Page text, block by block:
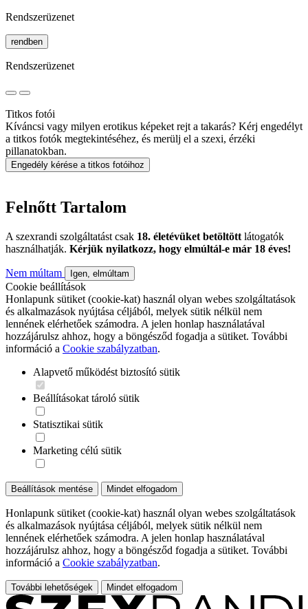
Rendszerüzenet
rendben
Rendszerüzenet
Titkos fotói
Kíváncsi vagy milyen erotikus képeket rejt a takarás? Kérj engedélyt
a titkos fotók megtekintéséhez, és merülj el a szexi, érzéki
pillanatokban.
Engedély kérése a titkos fotóihoz
Felnőtt Tartalom
A szexrandi szolgáltatást csak 18. életévüket betöltött látogatók
használhatják. Kérjük nyilatkozz, hogy elmúltál-e már 18 éves!
Nem múltam Igen, elmúltam
Cookie beállítások
Honlapunk sütiket (cookie-kat) használ olyan webes szolgáltatások
és alkalmazások nyújtása céljából, melyek sütik nélkül nem
lennének elérhetőek számodra. A jelen honlap használatával
hozzájárulsz ahhoz, hogy a böngésződ fogadja a sütiket. További
információ a Cookie szabályzatban.
Alapvető működést biztosító sütik
Beállításokat tároló sütik
Statisztikai sütik
Marketing célú sütik
Beállítások mentése Mindet elfogadom
Honlapunk sütiket (cookie-kat) használ olyan webes szolgáltatások
és alkalmazások nyújtása céljából, melyek sütik nélkül nem
lennének elérhetőek számodra. A jelen honlap használatával
hozzájárulsz ahhoz, hogy a böngésződ fogadja a sütiket. További
információ a Cookie szabályzatban.
További lehetőségek Mindet elfogadom